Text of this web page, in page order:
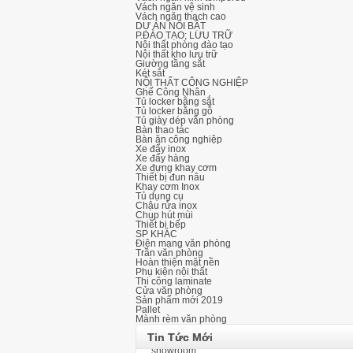
Vách ngăn vệ sinh
Vách ngăn thạch cao
DỰ ÁN NỔI BẬT
P.ĐÀO TẠO; LƯU TRỮ
Nội thất phòng đào tạo
Nội thất kho lưu trữ
Giường tầng sắt
Két sắt
NỘI THẤT CÔNG NGHIỆP
Ghế Công Nhân
Tủ locker bằng sắt
Tủ locker bằng gỗ
Tủ giày dép văn phòng
Bàn thao tác
Bàn ăn công nghiệp
Xe đẩy inox
Xe đẩy hàng
Xe đựng khay cơm
Thiết bị đun nâu
Khay cơm Inox
Tủ dụng cụ
Chậu rửa inox
Chụp hút mùi
Thiết bị bếp
SP KHÁC
Điện mạng văn phòng
Trần văn phòng
Hoàn thiện mặt nền
Phụ kiện nội thất
Thi công laminate
Cửa văn phòng
Sản phẩm mới 2019
Pallet
Mành rèm văn phòng
Tin Tức Mới
Thi công lắp đặt ghế khán đài di
Ghế hội trường có bàn viết và ghế